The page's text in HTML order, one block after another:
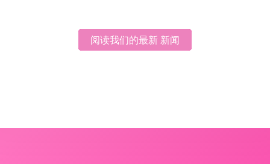
阅读我们的最新 新闻
阅读我们的最新 新闻